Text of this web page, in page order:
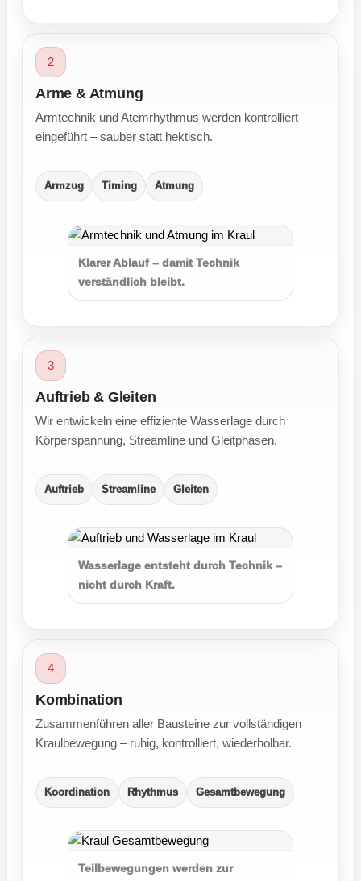
2
Arme & Atmung
Armtechnik und Atemrhythmus werden kontrolliert
eingeführt – sauber statt hektisch.
Armzug Timing Atmung
Klarer Ablauf – damit Technik
verständlich bleibt.
3
Auftrieb & Gleiten
Wir entwickeln eine effiziente Wasserlage durch
Körperspannung, Streamline und Gleitphasen.
Auftrieb Streamline Gleiten
Wasserlage entsteht durch Technik –
nicht durch Kraft.
4
Kombination
Zusammenführen aller Bausteine zur vollständigen
Kraulbewegung – ruhig, kontrolliert, wiederholbar.
Koordination Rhythmus Gesamtbewegung
Teilbewegungen werden zur